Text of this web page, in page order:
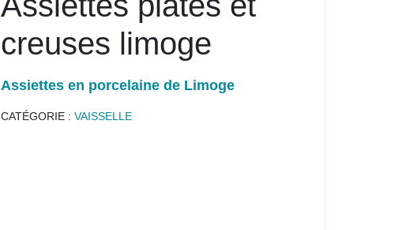
creuses limoge
Assiettes en porcelaine de Limoge
CATÉGORIE : VAISSELLE